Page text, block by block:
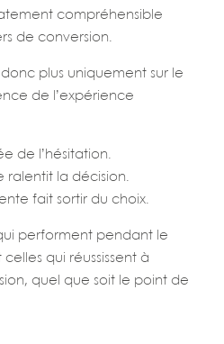
compréhensible
de conversion.
plus uniquement sur le
de l’expérience
de l’hésitation.
ralentit la décision.
fait sortir du choix.
performent pendant le
qui réussissent à
quel que soit le point de